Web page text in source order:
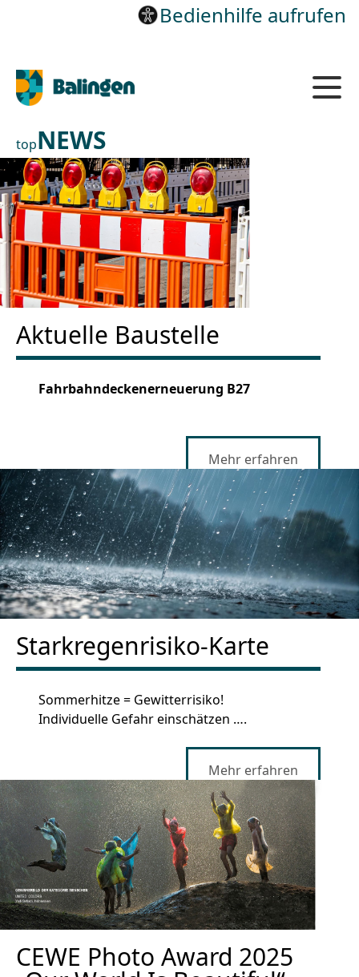
Bedienhilfe aufrufen
topNEWS
Aktuelle Baustelle
Fahrbahndeckenerneuerung B27
Mehr erfahren
Starkregenrisiko-Karte
Sommerhitze = Gewitterrisiko!
Individuelle Gefahr einschätzen ….
Mehr erfahren
CEWE Photo Award 2025